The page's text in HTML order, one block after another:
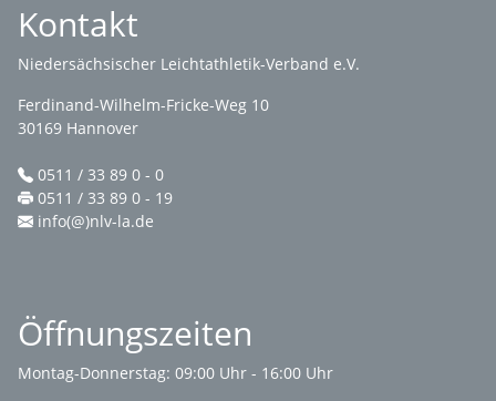
Kontakt
Niedersächsischer Leichtathletik-Verband e.V.
Ferdinand-Wilhelm-Fricke-Weg 10
30169 Hannover
0511 / 33 89 0 - 0
0511 / 33 89 0 - 19
info(@)nlv-la.de
Öffnungszeiten
Montag-Donnerstag: 09:00 Uhr - 16:00 Uhr